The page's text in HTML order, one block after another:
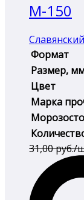
М-150
Формат
Размер,
Цвет
Марка
31,00руб./